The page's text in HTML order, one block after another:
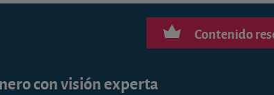
Contenido
con visión experta